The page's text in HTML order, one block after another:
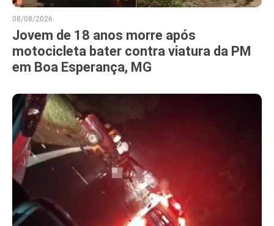
08/08/2026
Jovem de 18 anos morre após
motocicleta bater contra viatura da PM
em Boa Esperança, MG